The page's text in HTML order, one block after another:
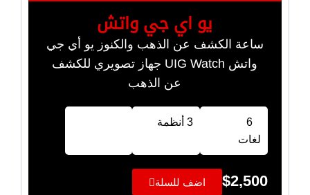
يو اي جي واتش
ساعة الكشف عن الذهب والكنوز يو أي جي
واتش UIG Watch جهاز تصويري للكشف
عن الذهب
6
لغات
3 أنظمة
$2,500 اضف للسلة